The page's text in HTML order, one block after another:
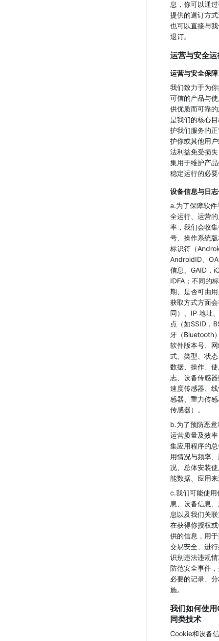
息，你可以通
提供的退订方
也可以直接与
退订。
运营与安全
运营与安全保障
我们致力于为
可信的产品与
供优质而可靠
是我们的核心
护我们服务的
护你或其他用
法利益免受损
集用于维护产
稳定运行的必
设备信息与日
a.为了保障软
全运行、运营
率，我们会收
号、操作系统
标识符（
AndroidID、
信息、GAID，
IDFA；不同的
期、是否可由
获取方式方面
同）、IP 地址
点（如SSID，
牙（Bluetooth
软件版本号、
式、类型、状
数据、操作、
志、设备传感
速度传感器、
感器、重力传
传感器）。
b.为了预防恶
运营质量及效
集应用程序的
用情况与频率
况、总体安装
能数据、应用
c.我们可能使用
息、设备信息
息以及我们关
在获得你授权
供的信息，用
交易安全、进
识别违法违规
防范安全事件
必要的记录、
施。
我们如何使
同类技术
Cookie和设备